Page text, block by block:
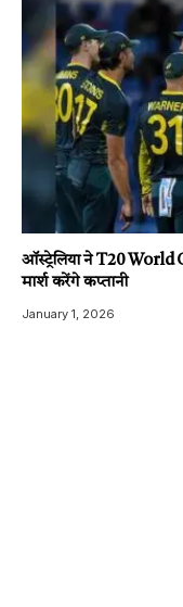
ऑस्ट्रेलिया ने T20 World
मार्श करेंगे कप्तानी
January 1, 2026